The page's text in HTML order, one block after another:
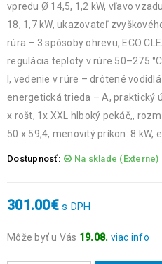
vpredu Ø 14,5, 1,2 kW, vľavo
18, 1,7 kW, ukazovateľ
rúra – 3 spôsoby ohrevu, ECO
regulácia teploty v rúre 50–275
l, vedenie v rúre – drôtené
energetická trieda – A, praktický
x rošt, 1x XXL hlboký pekáč,,
50 x 59,4, menovitý príkon: 8 kW,
Dostupnosť: Na sklade (Externe)
301.00€ s DPH
Môže byť u Vás 19.08. viac info